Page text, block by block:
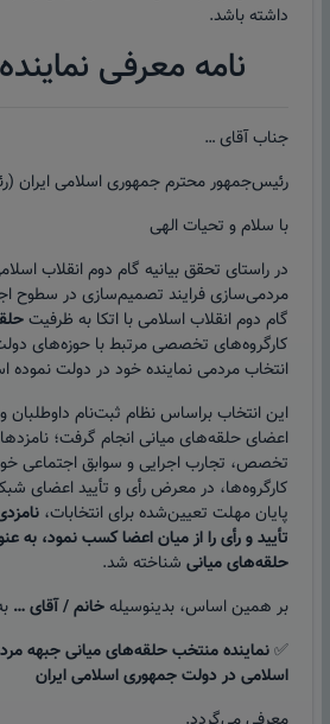
داشته باشد.
نامه معرفی
جناب آقای …
رئیس‌جمهور محترم جمهوری اسلامی ایران
با سلام و تحیات الهی
در راستای تحقق بیانیه گام دوم انقلاب
مردمی‌سازی فرایند تصمیم‌سازی در سطوح
گام دوم انقلاب اسلامی با اتکا به ظرفیت
کارگروه‌های تخصصی مرتبط با حوزه‌های
انتخاب مردمی نماینده خود در دولت نموده
این انتخاب براساس نظام ثبت‌نام داوطلبان
اعضای حلقه‌های میانی انجام گرفت؛ نامزدها
تخصص، تجارب اجرایی و سوابق اجتماعی
کارگروه‌ها، در معرض رأی و تأیید اعضای
پایان مهلت تعیین‌شده برای انتخابات،
تأیید و رأی را از میان اعضا کسب نمود، به
حلقه‌های میانی شناخته شد.
بر همین اساس، بدینوسیلهخانم / آقای …
✅نماینده منتخب حلقه‌های میانی جبهه
اسلامی در دولت جمهوری اسلامی ایران